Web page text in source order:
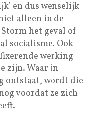
en dus wenselijk
alleen in de
het geval of
socialisme. Ook
werking
zijn. Waar in
ontstaat, wordt die
voordat ze zich